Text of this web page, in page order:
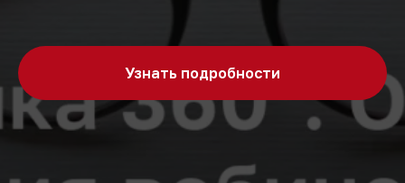
Узнать подробности
Новости Все новости